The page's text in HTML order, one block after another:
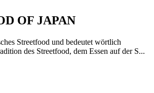
OF JAPAN
Streetfood und bedeutet wörtlich
des Streetfood, dem Essen auf der S...